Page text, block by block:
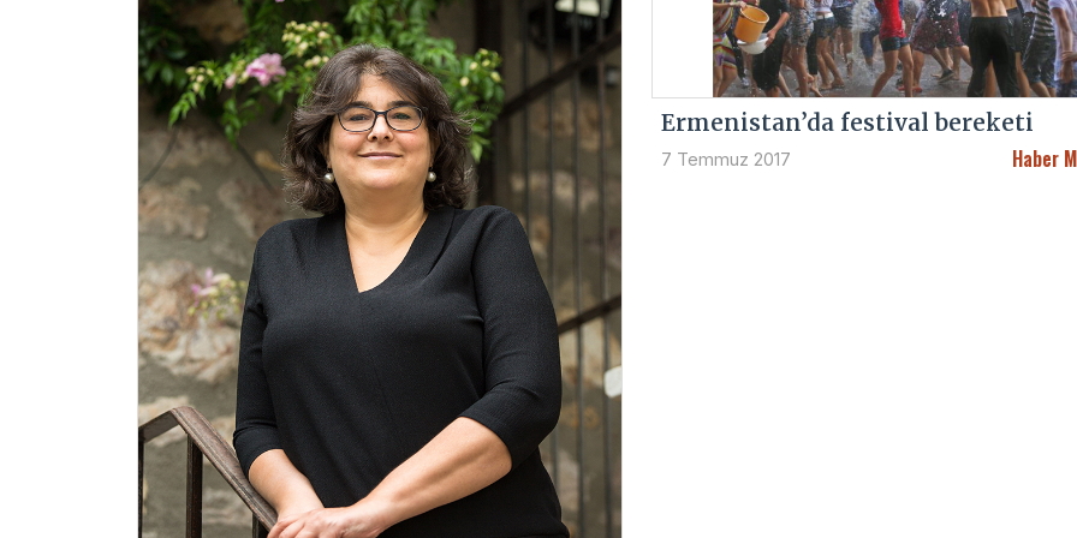
Ermenistan’da festival bereketi
7 Temmuz 2017 Haber